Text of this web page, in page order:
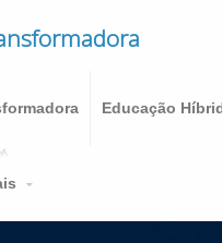
Educação